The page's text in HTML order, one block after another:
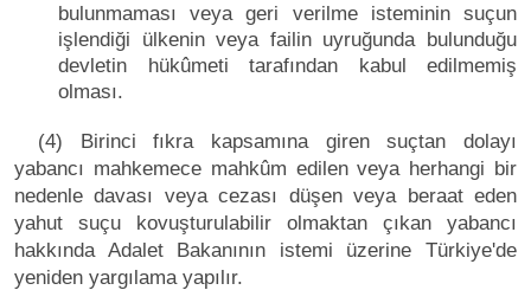
bulunmaması veya geri verilme isteminin suçun
işlendiği ülkenin veya failin uyruğunda bulunduğu
devletin hükûmeti tarafından kabul edilmemiş
olması.
(4) Birinci fıkra kapsamına giren suçtan dolayı
yabancı mahkemece mahkûm edilen veya herhangi bir
nedenle davası veya cezası düşen veya beraat eden
yahut suçu kovuşturulabilir olmaktan çıkan yabancı
hakkında Adalet Bakanının istemi üzerine Türkiye'de
yeniden yargılama yapılır.